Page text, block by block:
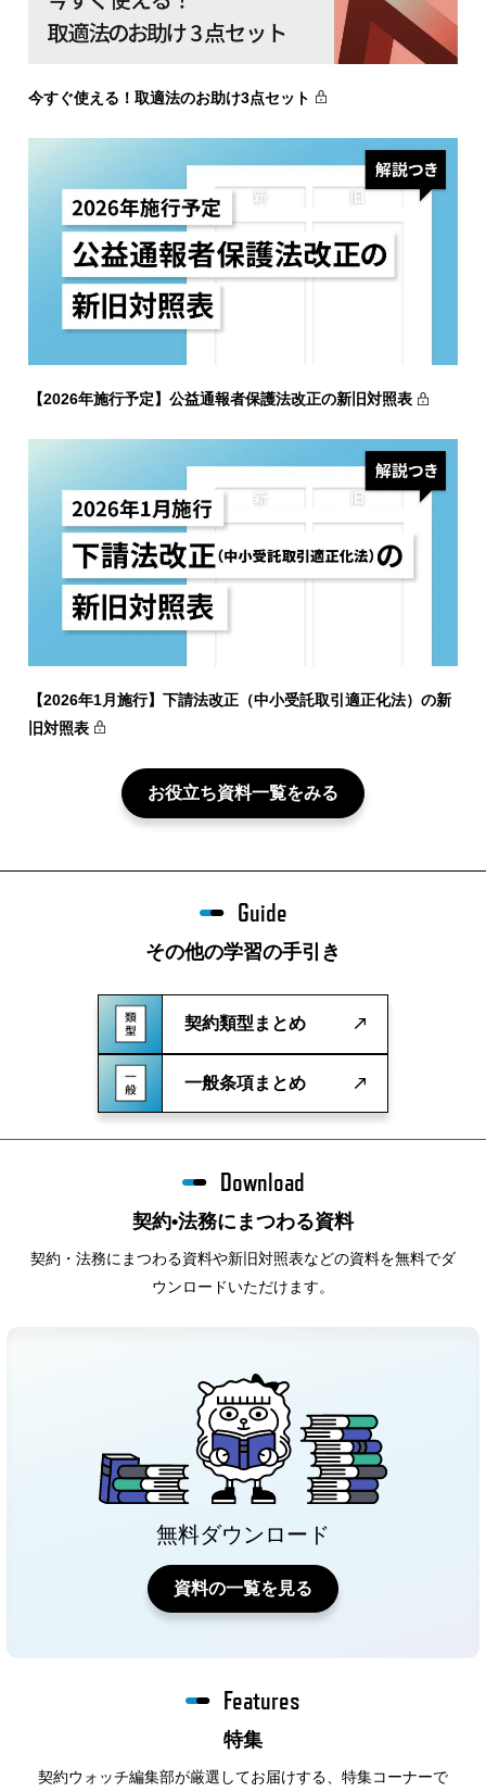
今すぐ使える！取適法のお助け3点セット
【2026年施行予定】公益通報者保護法改正の新旧対照表
【2026年1月施行】下請法改正（中小受託取引適正化法）の新
旧対照表
お役立ち資料一覧をみる
その他の学習の手引き
Guide
契約類型まとめ
一般条項まとめ
契約•法務にまつわる資料
Download
契約・法務にまつわる資料や新旧対照表などの資料を無料でダ
ウンロードいただけます。
無料ダウンロード
資料の一覧を見る
特集
Features
契約ウォッチ編集部が厳選してお届けする、特集コーナーで